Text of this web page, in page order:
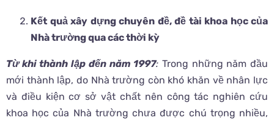
Kết quả xây dựng chuyên đề, đề tài khoa học của
Nhà trường qua các thời kỳ
Từ khi thành lập đến năm 1997: Trong những năm đầu
mới thành lập, do Nhà trường còn khó khăn về nhân lực
và điều kiện cơ sở vật chất nên công tác nghiên cứu
khoa học của Nhà trường chưa được chú trọng nhiều,